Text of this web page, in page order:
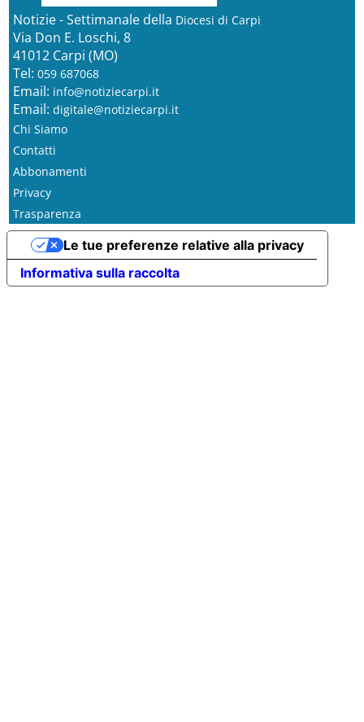
Notizie - Settimanale della Diocesi di Carpi
Via Don E. Loschi, 8
41012 Carpi (MO)
Tel: 059 687068
Email: info@notiziecarpi.it
Email: digitale@notiziecarpi.it
Chi Siamo
Contatti
Abbonamenti
Privacy
Trasparenza
Informativa sulla raccolta
Le tue preferenze relative alla privacy